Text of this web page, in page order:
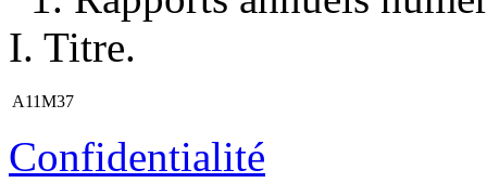
I. Titre.
A11M37
Confidentialité